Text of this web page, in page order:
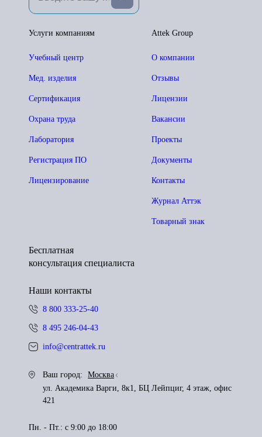
Attek Group
О компании
Отзывы
Лицензии
Вакансии
Проекты
Документы
Контакты
Журнал Аттэк
Товарный знак
Услуги компаниям
Учебный центр
Мед. изделия
Сертификация
Охрана труда
Лаборатория
Регистрация ПО
Лицензирование
Бесплатная
консультация специалиста
Наши контакты
8 800 333-25-40
8 495 246-04-43
info@centrattek.ru
Ваш город:
Москва
ул. Академика Варги, 8к1, БЦ Лейпциг, 4 этаж, офис
421
Пн. - Пт.: с 9:00 до 18:00